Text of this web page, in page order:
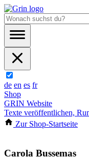
de en es fr
Shop
GRIN Website
Texte veröffentlichen,
Zur Shop-Startseite
Carola Bussemas